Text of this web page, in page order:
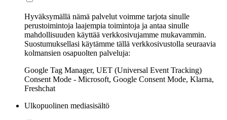
Hyväksymällä nämä palvelut voimme tarjota sinulle
perustoimintoja laajempia toimintoja ja antaa sinulle
mahdollisuuden käyttää verkkosivujamme mukavammin.
Suostumuksellasi käytämme tällä verkkosivustolla seuraavia
kolmansien osapuolten palveluja:
Google Tag Manager, UET (Universal Event Tracking)
Consent Mode - Microsoft, Google Consent Mode, Klarna,
Freshchat
Ulkopuolinen mediasisältö